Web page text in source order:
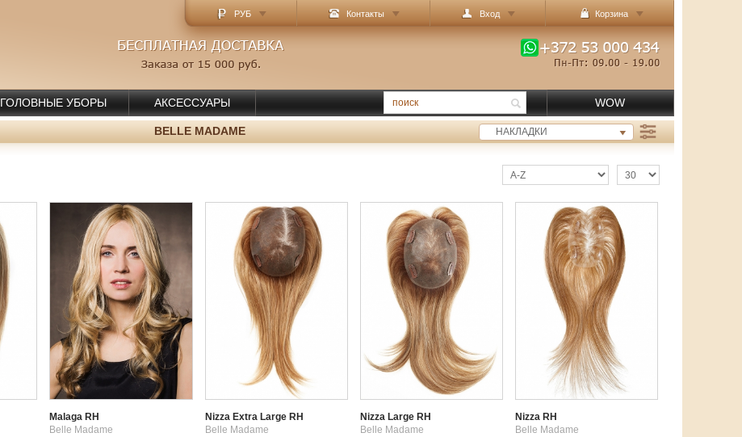
РУБ Контакты Вход Корзина
ГОЛОВНЫЕ УБОРЫ АКСЕССУАРЫ WOW
BELLE MADAME НАКЛАДКИ
Malaga RH
Belle Madame
Nizza Extra Large RH
Belle Madame
Nizza Large RH
Belle Madame
Nizza RH
Belle Madame